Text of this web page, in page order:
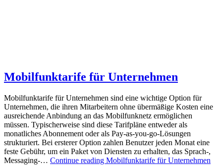
Mobilfunktarife für Unternehmen
Mobilfunktarife für Unternehmen sind eine wichtige Option für
Unternehmen, die ihren Mitarbeitern ohne übermäßige Kosten eine
ausreichende Anbindung an das Mobilfunknetz ermöglichen
müssen. Typischerweise sind diese Tarifpläne entweder als
monatliches Abonnement oder als Pay-as-you-go-Lösungen
strukturiert. Bei ersterer Option zahlen Benutzer jeden Monat eine
feste Gebühr, um ein Paket von Diensten zu erhalten, das Sprach-,
Messaging-… Continue reading Mobilfunktarife für Unternehmen